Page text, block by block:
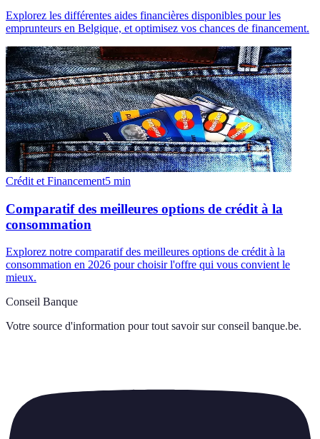
Explorez les différentes aides financières disponibles pour les
emprunteurs en Belgique, et optimisez vos chances de financement.
Crédit et Financement5 min
Comparatif des meilleures options de crédit à la
consommation
Explorez notre comparatif des meilleures options de crédit à la
consommation en 2026 pour choisir l'offre qui vous convient le
mieux.
Conseil Banque
Votre source d'information pour tout savoir sur conseil banque.be.